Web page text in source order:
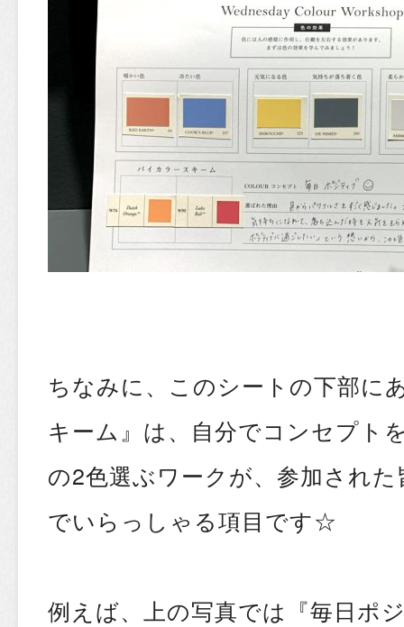
ちなみに、このシートの下部に
キーム』は、自分でコンセプト
の2色選ぶワークが、参加され
でいらっしゃる項目です☆
例えば、上の写真では『毎日ポ